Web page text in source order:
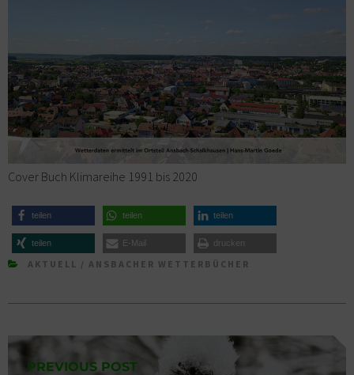
Cover Buch Klimareihe 1991 bis 2020
teilen teilen teilen
teilen E-Mail drucken
AKTUELL / ANSBACHER WETTERBÜCHER
Beitragsnavigation
PREVIOUS POST